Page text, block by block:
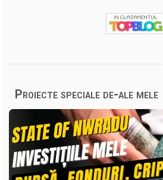
Proiecte speciale de-ale mele